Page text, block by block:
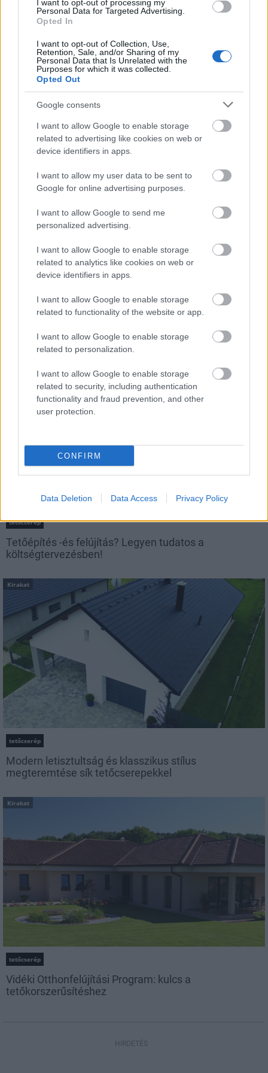
I want to opt-out of processing my
Personal Data for Targeted Advertising.
Opted In
I want to opt-out of Collection, Use,
Retention, Sale, and/or Sharing of my
Personal Data that Is Unrelated with the
Purposes for which it was collected.
Opted Out
Google consents
I want to allow Google to enable storage
related to advertising like cookies on web or
device identifiers in apps.
I want to allow my user data to be sent to
Google for online advertising purposes.
I want to allow Google to send me
personalized advertising.
I want to allow Google to enable storage
related to analytics like cookies on web or
device identifiers in apps.
I want to allow Google to enable storage
related to functionality of the website or app.
I want to allow Google to enable storage
related to personalization.
I want to allow Google to enable storage
related to security, including authentication
functionality and fraud prevention, and other
user protection.
CONFIRM
Data Deletion Data Access Privacy Policy
Tető, ami évtizedeken át gondoskodik a családról
tetőcserepet!
tetőcserép
Tetőépítés -és felújítás? Legyen tudatos a
költségtervezésben!
Kirakat
tetőcserép
Modern letisztultság és klasszikus stílus
megteremtése sík tetőcserepekkel
Kirakat
tetőcserép
Vidéki Otthonfelújítási Program: kulcs a
tetőkorszerűsítéshez
HIRDETÉS